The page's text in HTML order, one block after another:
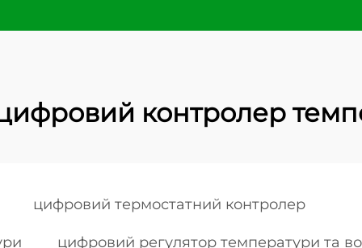
контролер
цифровий термостатний контролер
цифровий регулятор температури та